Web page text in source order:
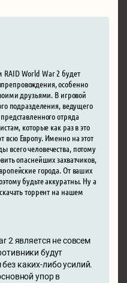
World War 2 будет
особенно
друзьями. В игровой
подразделения, ведущего
отряда
которые как раз в это
всю Европу. Именно на этот
всего человечества, потому
опаснейших захватчиков,
города. От ваших
будьте аккуратны. Ну а
торрент на нашем
2 является не совсем
будут
каких-либо усилий.
упор в